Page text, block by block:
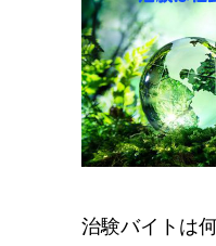
治験バイトは